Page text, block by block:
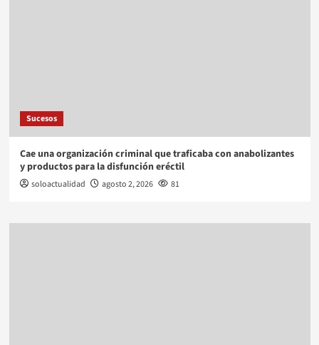
Sucesos
Cae una organización criminal que traficaba con anabolizantes
y productos para la disfunción eréctil
soloactualidad agosto 2, 2026 81